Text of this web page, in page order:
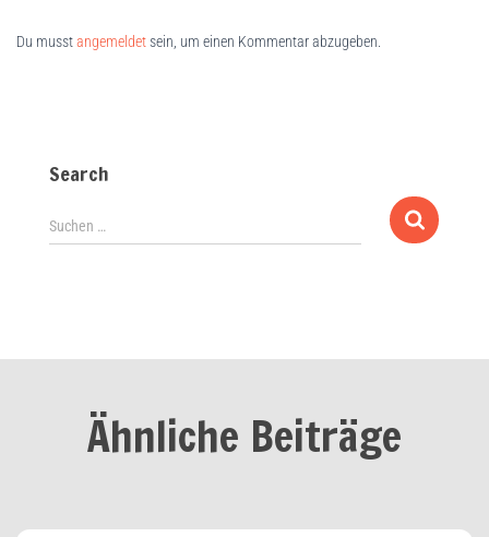
Du musstangemeldetsein, um einen Kommentar abzugeben.
Search
Suchen …
Ähnliche Beiträge